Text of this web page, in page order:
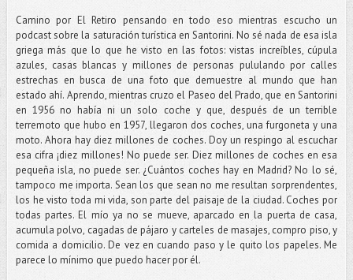
Camino por El Retiro pensando en todo eso mientras escucho un
podcast sobre la saturación turística en Santorini. No sé nada de esa isla
griega más que lo que he visto en las fotos: vistas increíbles, cúpula
azules, casas blancas y millones de personas pululando por calles
estrechas en busca de una foto que demuestre al mundo que han
estado ahí. Aprendo, mientras cruzo el Paseo del Prado, que en Santorini
en 1956 no había ni un solo coche y que, después de un terrible
terremoto que hubo en 1957, llegaron dos coches, una furgoneta y una
moto. Ahora hay diez millones de coches. Doy un respingo al escuchar
esa cifra ¡diez millones! No puede ser. Diez millones de coches en esa
pequeña isla, no puede ser. ¿Cuántos coches hay en Madrid? No lo sé,
tampoco me importa. Sean los que sean no me resultan sorprendentes,
los he visto toda mi vida, son parte del paisaje de la ciudad. Coches por
todas partes. El mío ya no se mueve, aparcado en la puerta de casa,
acumula polvo, cagadas de pájaro y carteles de masajes, compro piso, y
comida a domicilio. De vez en cuando paso y le quito los papeles. Me
parece lo mínimo que puedo hacer por él.